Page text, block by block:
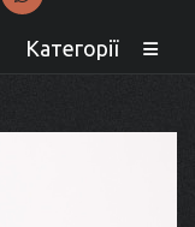
Категорії